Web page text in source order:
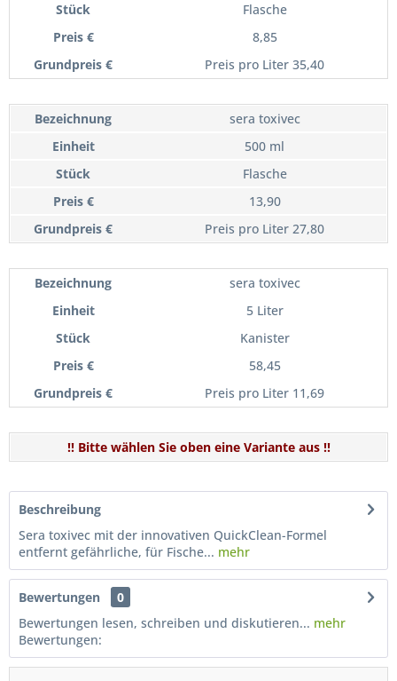
Flasche
8,85
Preis pro Liter 35,40
sera toxivec
500 ml
Flasche
13,90
Preis pro Liter 27,80
sera toxivec
5 Liter
Kanister
58,45
Preis pro Liter 11,69
!! Bitte wählen Sie oben eine Variante aus !!
Beschreibung
Sera toxivec mit der innovativen QuickClean-Formel
entfernt gefährliche, für Fische... mehr
Bewertungen
0
Bewertungen lesen, schreiben und diskutieren... mehr
Bewertungen: